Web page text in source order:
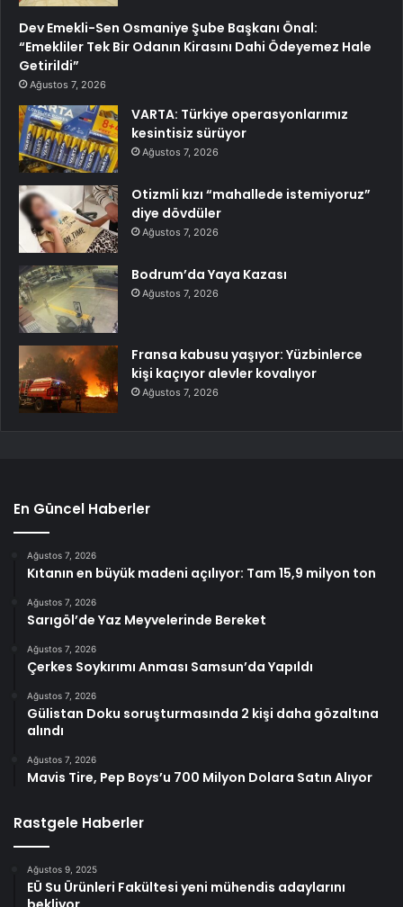
Dev Emekli-Sen Osmaniye Şube Başkanı Önal:
“Emekliler Tek Bir Odanın Kirasını Dahi Ödeyemez Hale
Getirildi”
Ağustos 7, 2026
VARTA: Türkiye operasyonlarımız
kesintisiz sürüyor
Ağustos 7, 2026
Otizmli kızı “mahallede istemiyoruz”
diye dövdüler
Ağustos 7, 2026
Bodrum’da Yaya Kazası
Ağustos 7, 2026
Fransa kabusu yaşıyor: Yüzbinlerce
kişi kaçıyor alevler kovalıyor
Ağustos 7, 2026
En Güncel Haberler
Ağustos 7, 2026
Kıtanın en büyük madeni açılıyor: Tam 15,9 milyon ton
Ağustos 7, 2026
Sarıgöl’de Yaz Meyvelerinde Bereket
Ağustos 7, 2026
Çerkes Soykırımı Anması Samsun’da Yapıldı
Ağustos 7, 2026
Gülistan Doku soruşturmasında 2 kişi daha gözaltına
alındı
Ağustos 7, 2026
Mavis Tire, Pep Boys’u 700 Milyon Dolara Satın Alıyor
Rastgele Haberler
Ağustos 9, 2025
EÜ Su Ürünleri Fakültesi yeni mühendis adaylarını